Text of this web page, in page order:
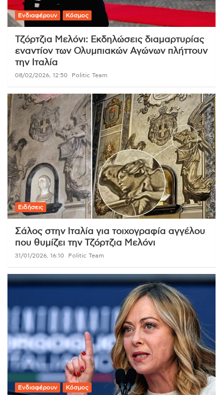
Ενδιαφέρουν Κόσμος
Τζόρτζια Μελόνι: Εκδηλώσεις διαμαρτυρίας
εναντίον των Ολυμπιακών Αγώνων πλήττουν
την Ιταλία
08/02/2026, 12:50 Politic Team
Ειδήσεις
Σάλος στην Ιταλία για τοιχογραφία αγγέλου
που θυμίζει την Τζόρτζια Μελόνι
31/01/2026, 16:10 Politic Team
Ενδιαφέρουν Κόσμος